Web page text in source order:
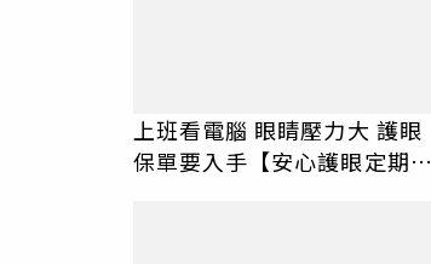
上班看電腦 眼睛壓力大 護眼
保單要入手【安心護眼定期眼